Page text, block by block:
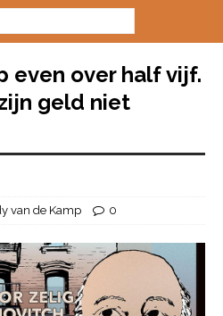
even over half vijf.
geld niet
van de Kamp 0